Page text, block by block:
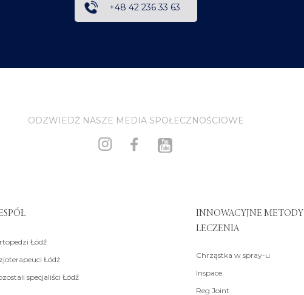
+48 42 236 33 63
ODZWIEDŹ NASZE MEDIA SPOŁECZNOŚCIOWE
Łódź
Łódź
specjaliści Łódź
INNOWACYJNE METODY
LECZENIA
Chrząstka w spray-u
Inspace
Reg Joint